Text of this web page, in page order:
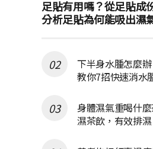
足貼有用嗎？從足貼成
分析足貼為何能吸出濕
下半身水腫怎麼
教你7招快速消水
身體濕氣重喝什
濕茶飲，有效排